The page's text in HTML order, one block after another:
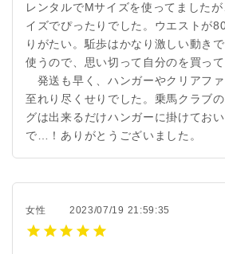
レンタルでMサイズを使ってました
イズでぴったりでした。ウエストが
りがたい。駈歩はかなり激しい動き
使うので、思い切って自分のを買って
発送も早く、ハンガーやクリアフ
至れり尽くせりでした。乗馬クラブ
グは出来るだけハンガーに掛けてお
で…！ありがとうございました。
女性 2023/07/19 21:59:35